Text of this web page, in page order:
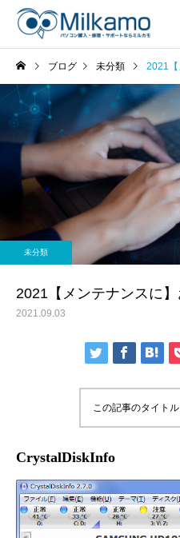
ブログ 未分類 2021【
未分類
2021【メンテナンスに
2021.09.03
この記事のタイト
CrystalDiskInfo